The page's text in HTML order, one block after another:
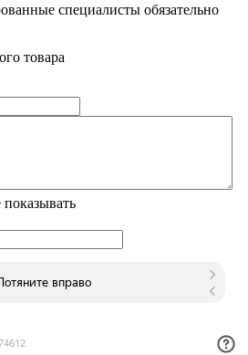
специалисты обязательно
товара